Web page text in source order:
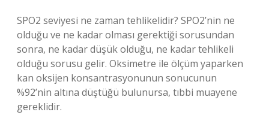
SPO2 seviyesi ne zaman tehlikelidir? SPO2’nin ne
olduğu ve ne kadar olması gerektiği sorusundan
sonra, ne kadar düşük olduğu, ne kadar tehlikeli
olduğu sorusu gelir. Oksimetre ile ölçüm yaparken
kan oksijen konsantrasyonunun sonucunun
%92’nin altına düştüğü bulunursa, tıbbi muayene
gereklidir.